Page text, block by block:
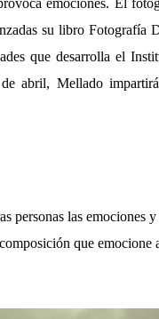
su libro Fotografía
que desarrolla el
abril, Mellado
personas las emociones
que emocione